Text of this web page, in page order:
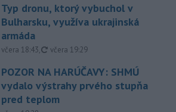
Typ dronu, ktorý vybuchol v
Bulharsku, využíva ukrajinská
armáda
včera 18:43, aktualizované
včera 19:29
POZOR NA HARÚČAVY: SHMÚ
vydalo výstrahy prvého stupňa
pred teplom